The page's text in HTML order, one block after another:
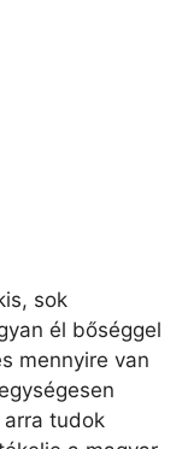
sok
él bőséggel
mennyire van
tudok